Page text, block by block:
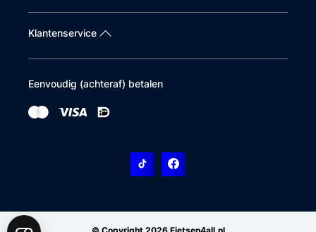
Klantenservice
Eenvoudig (achteraf) betalen